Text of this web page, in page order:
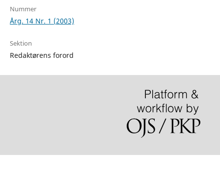
Nummer
Årg. 14 Nr. 1 (2003)
Sektion
Redaktørens forord